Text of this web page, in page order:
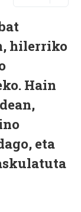
hilerriko
Hain
eta